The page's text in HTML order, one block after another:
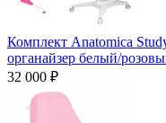
Комплект Anatomica
органайзер белый/
32 000 ₽